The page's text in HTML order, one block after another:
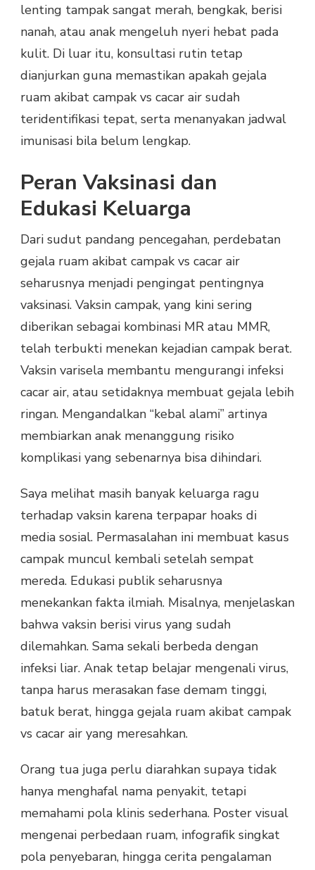
lenting tampak sangat merah, bengkak, berisi
nanah, atau anak mengeluh nyeri hebat pada
kulit. Di luar itu, konsultasi rutin tetap
dianjurkan guna memastikan apakah gejala
ruam akibat campak vs cacar air sudah
teridentifikasi tepat, serta menanyakan jadwal
imunisasi bila belum lengkap.
Peran Vaksinasi dan
Edukasi Keluarga
Dari sudut pandang pencegahan, perdebatan
gejala ruam akibat campak vs cacar air
seharusnya menjadi pengingat pentingnya
vaksinasi. Vaksin campak, yang kini sering
diberikan sebagai kombinasi MR atau MMR,
telah terbukti menekan kejadian campak berat.
Vaksin varisela membantu mengurangi infeksi
cacar air, atau setidaknya membuat gejala lebih
ringan. Mengandalkan “kebal alami” artinya
membiarkan anak menanggung risiko
komplikasi yang sebenarnya bisa dihindari.
Saya melihat masih banyak keluarga ragu
terhadap vaksin karena terpapar hoaks di
media sosial. Permasalahan ini membuat kasus
campak muncul kembali setelah sempat
mereda. Edukasi publik seharusnya
menekankan fakta ilmiah. Misalnya, menjelaskan
bahwa vaksin berisi virus yang sudah
dilemahkan. Sama sekali berbeda dengan
infeksi liar. Anak tetap belajar mengenali virus,
tanpa harus merasakan fase demam tinggi,
batuk berat, hingga gejala ruam akibat campak
vs cacar air yang meresahkan.
Orang tua juga perlu diarahkan supaya tidak
hanya menghafal nama penyakit, tetapi
memahami pola klinis sederhana. Poster visual
mengenai perbedaan ruam, infografik singkat
pola penyebaran, hingga cerita pengalaman